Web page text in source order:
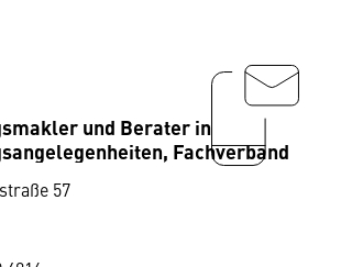
und Berater in
Fachverband
57